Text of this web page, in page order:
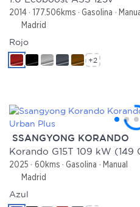
2014 177.506kms Gasolina
Madrid
Rojo
+2
SSANGYONG KORANDO
2025 60kms Gasolina
Manual
Madrid
Azul